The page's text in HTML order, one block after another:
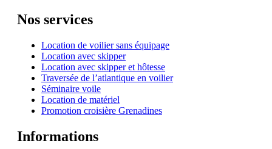
Nos services
Location de voilier sans équipage
Location avec skipper
Location avec skipper et hôtesse
Traversée de l’atlantique en voilier
Séminaire voile
Location de matériel
Promotion croisière Grenadines
Informations